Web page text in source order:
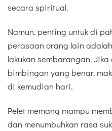
secara spiritual.
Namun, penting untuk di
perasaan orang lain
lakukan sembarangan.
bimbingan yang benar,
di kemudian hari.
Pelet memang mampu
dan menumbuhkan rasa